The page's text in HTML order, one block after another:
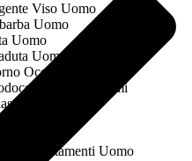
Viso Uomo
Uomo
Uomo
Uomo
Occhi Uomo
Uomo Profumi
Uomo
Uomo
Trattamenti Uomo